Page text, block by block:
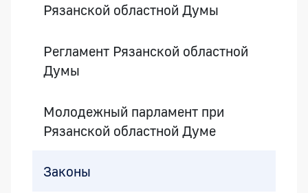
Рязанской областной Думы
Регламент Рязанской областной
Думы
Молодежный парламент при
Рязанской областной Думе
Законы